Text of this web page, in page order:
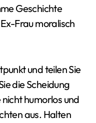
Geschichte
Frau moralisch
und teilen Sie
die Scheidung
humorlos und
aus. Halten